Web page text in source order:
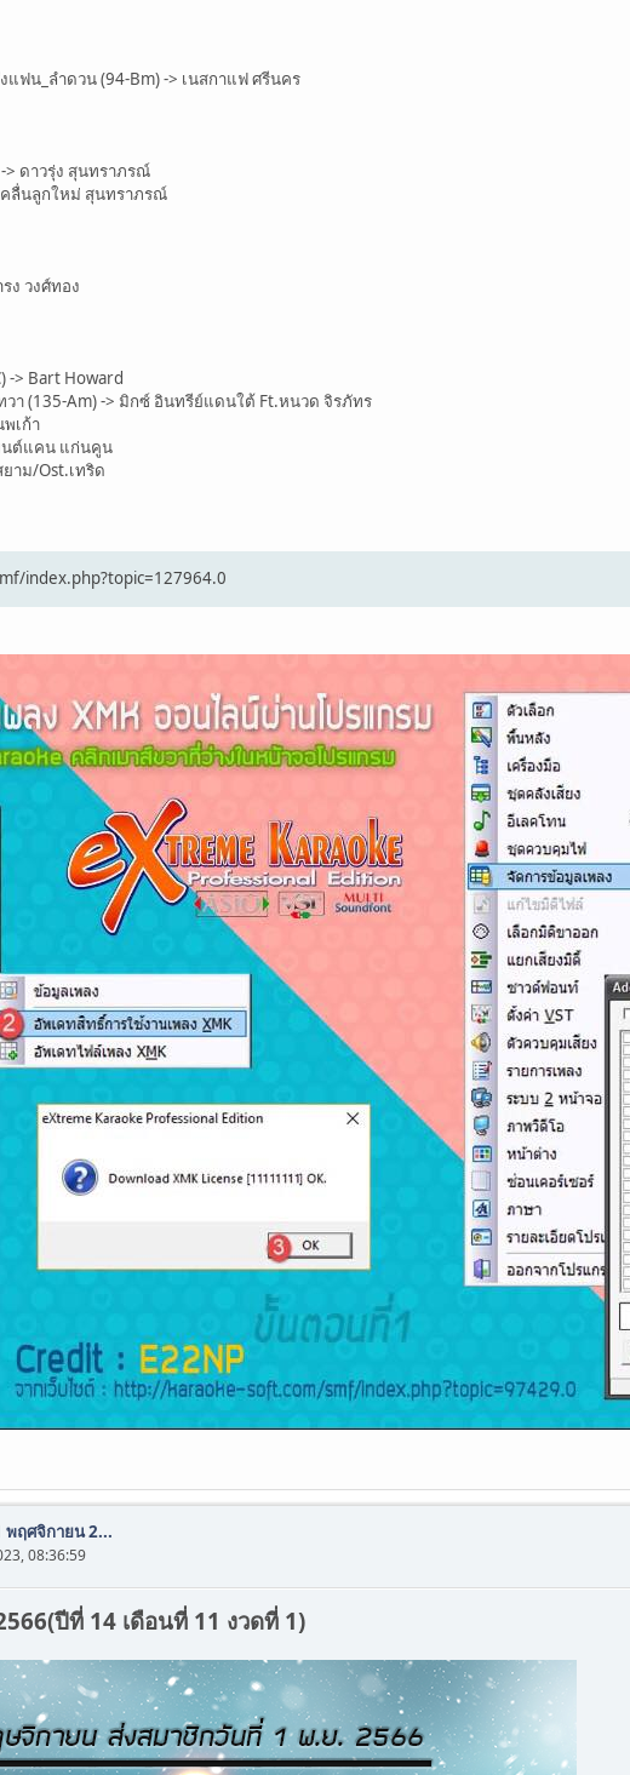
แฟน_ลำดวน (94-Bm) -> เนสกาแฟ ศรีนคร
> ดาวรุ่ง สุนทราภรณ์
คลื่นลูกใหม่ สุนทราภรณ์
ง วงศ์ทอง
-> Bart Howard
า (135-Am) -> มิกซ์ อินทรีย์แดนใต้ Ft.หนวด จิรภัทร
เก้า
นต์แคน แก่นคูน
าม/Ost.เทริด
index.php?topic=127964.0
พฤศจิกายน 2...
08:36:59
ปีที่ 14 เดือนที่ 11 งวดที่ 1)